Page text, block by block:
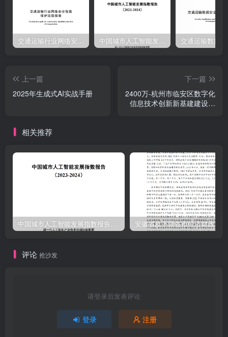
上一篇
2025年生成式AI实战手册
下一篇
2400万-杭州市临安区数字化
信息技术创新新基建建设项
相关推荐
评论 抢沙发
请登录后发表评论
登录 注册